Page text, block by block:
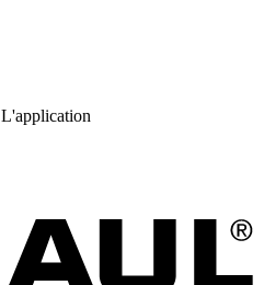
L'application